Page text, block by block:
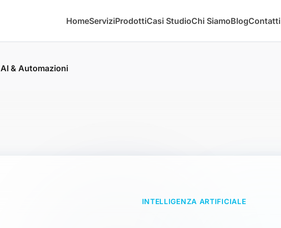
HomeServiziProdottiCasi StudioChi SiamoBlogContatti
AI & Automazioni
INTELLIGENZA ARTIFICIALE